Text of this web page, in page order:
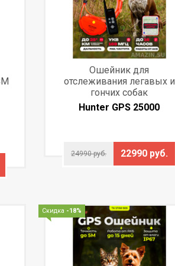
Ошейник для
отслеживания легавых и
гончих собак
Hunter GPS 25000
24990 руб. 22990 руб.
Скидка -18%